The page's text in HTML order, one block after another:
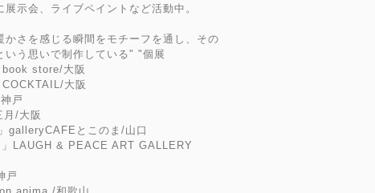
示会、ライブペイントなど活動中。
かさを感じる瞬間をモチーフを通し、その
いう思いで制作している" "個展
store/大阪
大阪
戸
/大阪
galleryCAFEとこのま/山口
LAUGH & PEACE ART GALLERY
戸